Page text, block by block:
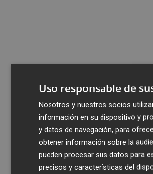
Uso responsable de
Nosotros y nuestros socios
información en su dispositivo y
y datos de navegación, para
obtener información sobre la
pueden procesar sus datos para
precisos y características del